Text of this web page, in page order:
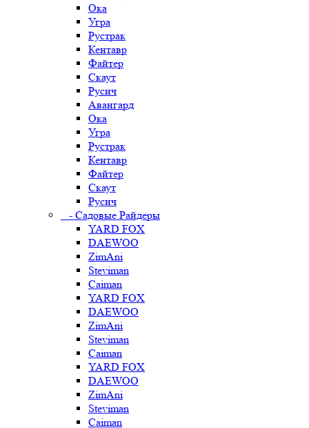
Ока
Угра
Рустрак
Кентавр
Файтер
Скаут
Русич
Авангард
Ока
Угра
Рустрак
Кентавр
Файтер
Скаут
Русич
- Садовые Райдеры
YARD FOX
DAEWOO
ZimAni
Steviman
Caiman
YARD FOX
DAEWOO
ZimAni
Steviman
Caiman
YARD FOX
DAEWOO
ZimAni
Steviman
Caiman